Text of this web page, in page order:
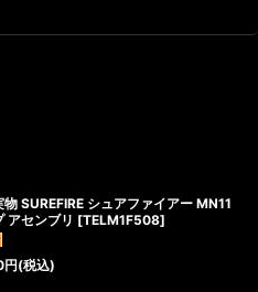
物 SUREFIRE シュアファイアー MN11
アセンブリ [TELM1F508]
円(税込)